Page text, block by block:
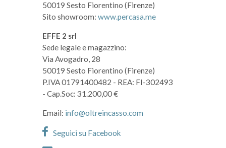
50019 Sesto Fiorentino (Firenze)
Sito showroom: www.percasa.me
EFFE 2 srl
Sede legale e magazzino:
Via Avogadro, 28
50019 Sesto Fiorentino (Firenze)
P.IVA 01791400482 - REA: FI-302493
- Cap.Soc: 31.200,00 €
Email: info@oltreincasso.com
Seguici su Facebook